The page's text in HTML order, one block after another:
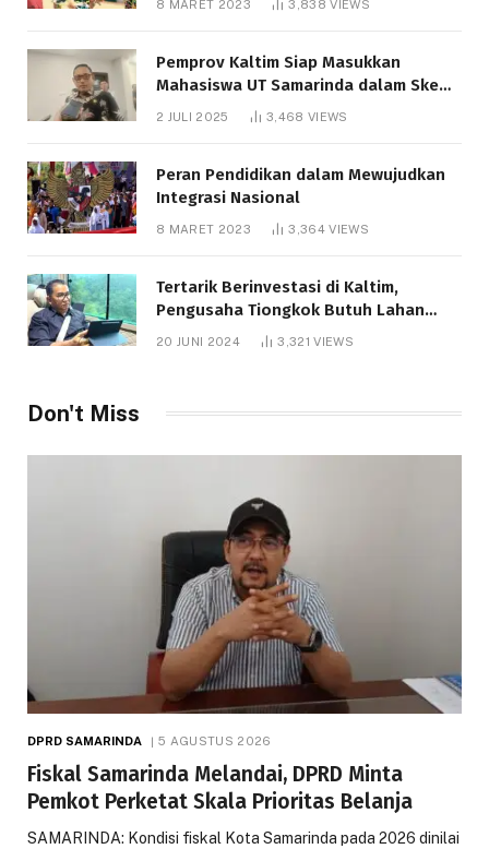
8 MARET 2023 3,838VIEWS
Pemprov Kaltim Siap Masukkan
Mahasiswa UT Samarinda dalam Skema
Bantuan Pendidikan Gratispol
2 JULI 2025 3,468 VIEWS
Peran Pendidikan dalam Mewujudkan
Integrasi Nasional
8 MARET 2023 3,364VIEWS
Tertarik Berinvestasi di Kaltim,
Pengusaha Tiongkok Butuh Lahan
1.000 Hektare
20 JUNI 2024 3,321VIEWS
Don't Miss
DPRD SAMARINDA 5 AGUSTUS 2026
Fiskal Samarinda Melandai, DPRD Minta
Pemkot Perketat Skala Prioritas Belanja
SAMARINDA: Kondisi fiskal Kota Samarinda pada 2026 dinilai